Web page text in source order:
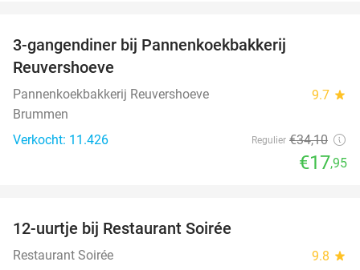
3-gangendiner bij Pannenkoekbakkerij
Reuvershoeve
Pannenkoekbakkerij Reuvershoeve 9.7 star
Brummen
Verkocht: 11.426
Regulier €34,10
€17,95
12-uurtje bij Restaurant Soirée
Restaurant Soirée 9.8 star